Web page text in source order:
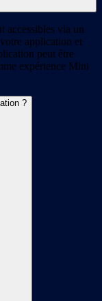
accessibles via un
application et
peut être
expérience Mini
?